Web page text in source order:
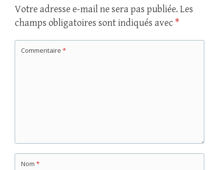
Votre adresse e-mail ne sera pas publiée. Les
champs obligatoires sont indiqués avec *
Commentaire *
Nom *